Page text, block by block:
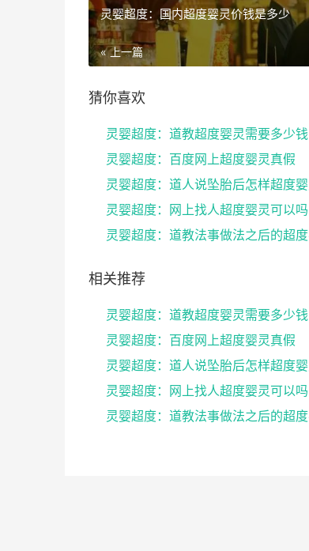
灵婴超度：国内超度婴灵价钱是多少
« 上一篇
猜你喜欢
灵婴超度：道教超度婴灵需要多少钱
灵婴超度：百度网上超度婴灵真假
相关推荐
灵婴超度：道教超度婴灵需要多少钱
灵婴超度：百度网上超度婴灵真假